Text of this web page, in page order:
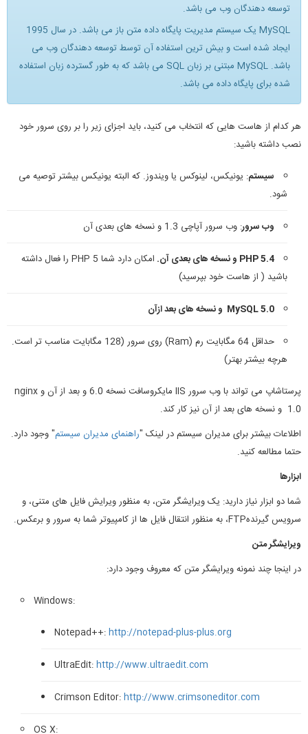
توسعه دهندگان وب می باشد.
MySQL یک سیستم مدیریت پایگاه داده متن باز می باشد. در سال 1995
ایجاد شده است و بیش ترین استفاده آن توسط توسعه دهندگان وب می
باشد. MySQL مبتنی بر زبان SQL می باشد که به طور گسترده زبان استفاده
شده برای پایگاه داده می باشد.
هر کدام از هاست هایی که انتخاب می کنید، باید اجزای زیر را بر روی سرور خود
نصب داشته باشید:
سیستم: یونیکس، لینوکس یا ویندوز. که البته یونیکس بیشتر توصیه می
شود.
وب سرور: وب سرور آپاچی 1.3 و نسخه های بعدی آن
PHP 5.4 و نسخه های بعدی آن.
امکان دارد شما PHP 5 را فعال داشته
باشید ( از هاست خود بپرسید)
MySQL 5.0 و نسخه های بعد ازآن
حداقل 64 مگابایت رم (Ram) روی سرور (128 مگابایت مناسب تر است.
هرچه بیشتر بهتر)
پرستاشاپ می تواند با وب سرور IIS مایکروسافت نسخه 6.0 و بعد از آن و nginx
1.0 و نسخه های بعد از آن نیز کار کند.
اطلاعات بیشتر برای مدیران سیستم در لینک "راهنمای مدیران سیستم" وجود دارد.
حتما مطالعه کنید.
ابزارها
شما دو ابزار نیاز دارید: یک ویرایشگر متن، به منظور ویرایش فایل های متنی، و
سرویس گیرندهFTP، به منظور انتقال فایل ها از کامپیوتر شما به سرور و برعکس.
ویرایشگر متن
در اینجا چند نمونه ویرایشگر متن که معروف وجود دارد:
Windows:
Notepad++:http://notepad-plus-plus.org
UltraEdit:http://www.ultraedit.com
Crimson Editor:http://www.crimsoneditor.com
OS X: